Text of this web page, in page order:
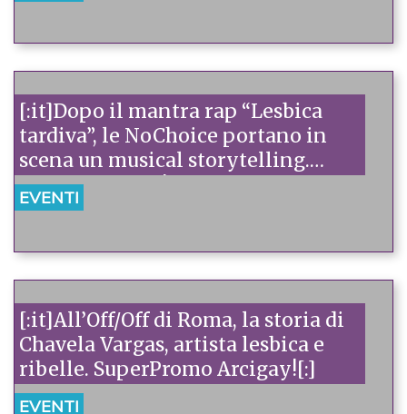
[:it]Dopo il mantra rap “Lesbica
tardiva”, le NoChoice portano in
scena un musical storytelling.
Promo Arcigay![:]
EVENTI
[:it]All’Off/Off di Roma, la storia di
Chavela Vargas, artista lesbica e
ribelle. SuperPromo Arcigay![:]
EVENTI